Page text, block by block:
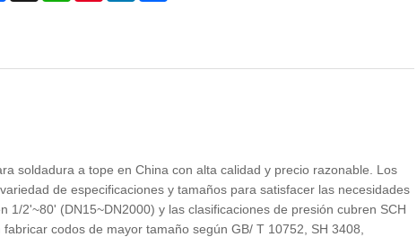
soldadura a tope en China con alta calidad y precio razonable. Los
de especificaciones y tamaños para satisfacer las necesidades
2'~80' (DN15~DN2000) y las clasificaciones de presión cubren SCH
codos de mayor tamaño según GB/ T 10752, SH 3408,